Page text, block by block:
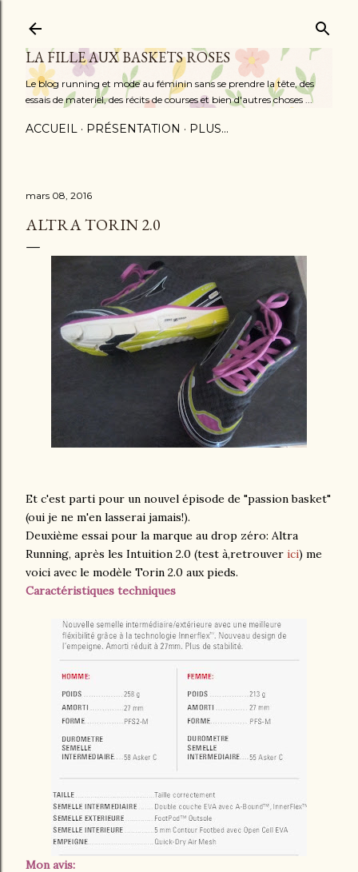
LA FILLE AUX BASKETS ROSES
Le blog running et mode au féminin sans se prendre la tête, des
essais de materiel, des récits de courses et bien d'autres choses ...
ACCUEIL PRÉSENTATION PLUS…
mars 08, 2016
ALTRA TORIN 2.0
Et c'est parti pour un nouvel épisode de "passion basket"
(oui je ne m'en lasserai jamais!).
Deuxième essai pour la marque au drop zéro: Altra
Running, après les Intuition 2.0 (test à,retrouver ici) me
voici avec le modèle Torin 2.0 aux pieds.
Caractéristiques techniques
Mon avis: